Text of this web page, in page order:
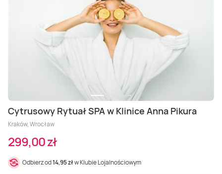
Cytrusowy Rytuał SPA w Klinice Anna Pikura
Kraków, Wrocław
299,00 zł
Odbierz od14,95 złw Klubie Lojalnościowym